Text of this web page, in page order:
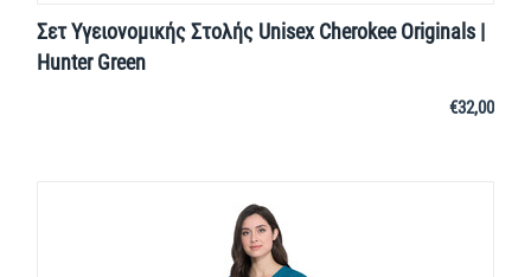
Σετ Υγειονομικής Στολής Unisex Cherokee Originals |
Hunter Green
€32,00